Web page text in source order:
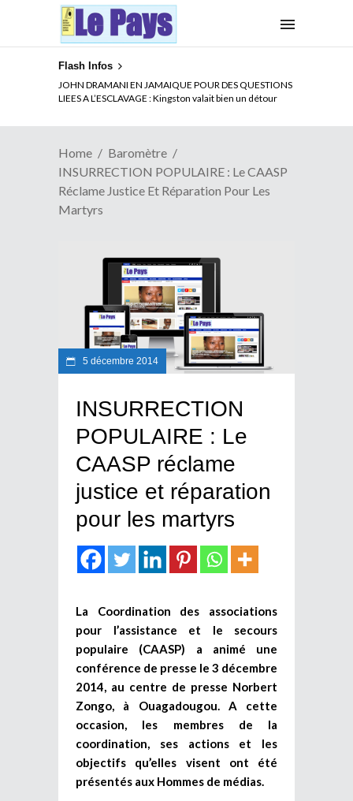
Flash Infos
ELECTION DE TALON A LA TETE DU SENAT BENINOIS :
Quand Patrice quitte le pouvoir sans partir !
Home
Baromètre
INSURRECTION POPULAIRE : Le CAASP
Réclame Justice Et Réparation Pour Les
Martyrs
5 décembre 2014
INSURRECTION
POPULAIRE : Le
CAASP réclame
justice et réparation
pour les martyrs
La Coordination des associations
pour l’assistance et le secours
populaire (CAASP) a animé une
conférence de presse le 3 décembre
2014, au centre de presse Norbert
Zongo, à Ouagadougou. A cette
occasion, les membres de la
coordination, ses actions et les
objectifs qu’elles visent ont été
présentés aux Hommes de médias.